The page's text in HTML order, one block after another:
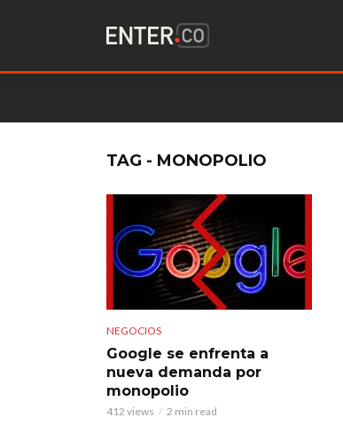
TAG - MONOPOLIO
NEGOCIOS
Google se enfrenta a
nueva demanda por
monopolio
412 views 2 min read